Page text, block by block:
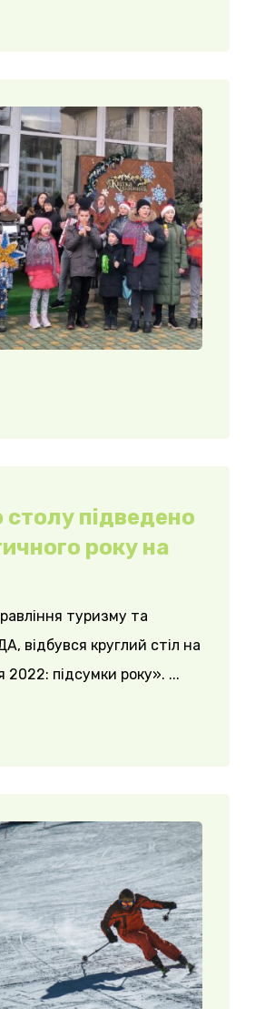
столу підведено
року на
туризму та
відбувся круглий стіл на
підсумки року». ...